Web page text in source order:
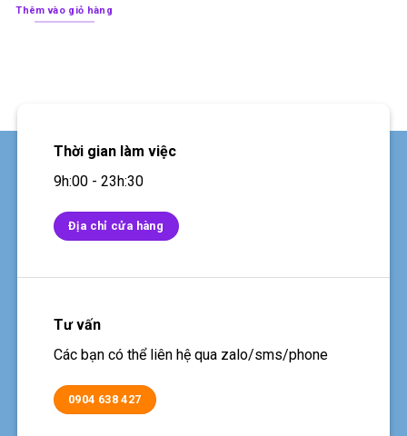
Thêm vào giỏ hàng
Thời gian làm việc
9h:00 - 23h:30
Địa chỉ cửa hàng
Tư vấn
Các bạn có thể liên hệ qua zalo/sms/phone
0904 638 427